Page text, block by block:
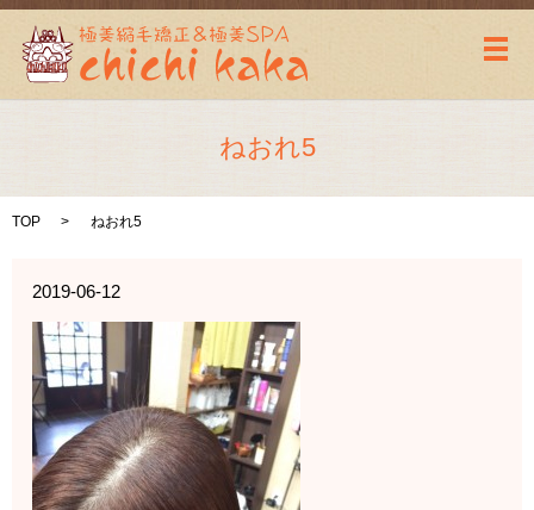
メ
ねおれ5
TOP ねおれ5
2019-06-12